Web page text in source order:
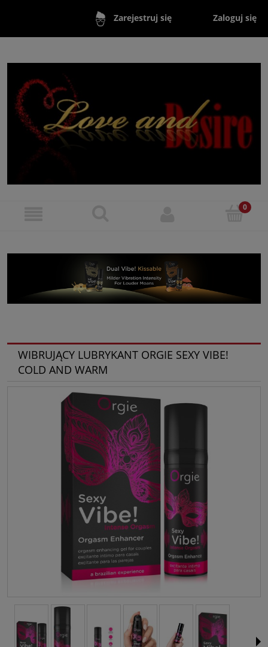
Zarejestruj się Zaloguj się
WIBRUJĄCY LUBRYKANT ORGIE SEXY VIBE!
COLD AND WARM